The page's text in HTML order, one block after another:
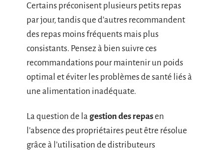
Certains préconisent plusieurs petits repas
par jour, tandis que d’autres recommandent
des repas moins fréquents mais plus
consistants. Pensez à bien suivre ces
recommandations pour maintenir un poids
optimal et éviter les problèmes de santé liés à
une alimentation inadéquate.
La question de la gestion des repasen
l’absence des propriétaires peut être résolue
grâce à l’utilisation de distributeurs